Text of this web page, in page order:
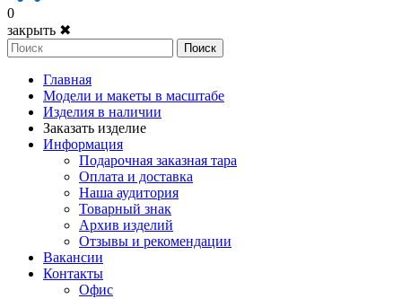
0
закрыть ✖
Поиск
Главная
Модели и макеты в масштабе
Изделия в наличии
Заказать изделие
Информация
Подарочная заказная тара
Оплата и доставка
Наша аудитория
Товарный знак
Архив изделий
Отзывы и рекомендации
Вакансии
Контакты
Офис